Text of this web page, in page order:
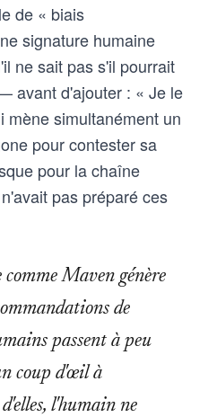
de « biais
signature humaine
ne sait pas s'il pourrait
avant d'ajouter : « Je le
mène simultanément un
pour contester sa
pour la chaîne
pas préparé ces
Maven génère
de
passent à peu
coup d'œil à
l'humain ne